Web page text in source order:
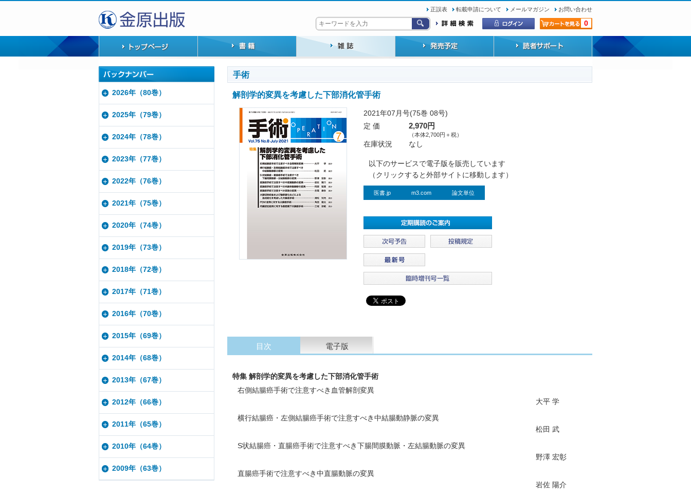
正誤表 転載申請について メールマガジン お問い合わせ
0
手術
解剖学的変異を考慮した下部消化管手術
2021年07月号(75巻 08号)
定 価
2,970円
（本体2,700円＋税）
在庫状況 なし
以下のサービスで電子版を販売しています
（クリックすると外部サイトに移動します）
医書.jp m3.com 論文単位
目次 電子版
特集 解剖学的変異を考慮した下部消化管手術
右側結腸癌手術で注意すべき血管解剖変異
大平 学
横行結腸癌・左側結腸癌手術で注意すべき中結腸動静脈の変異
松田 武
S状結腸癌・直腸癌手術で注意すべき下腸間膜動脈・左結腸動脈の変異
野澤 宏彰
直腸癌手術で注意すべき中直腸動脈の変異
岩佐 陽介
2026年（80巻）
2025年（79巻）
2024年（78巻）
2023年（77巻）
2022年（76巻）
2021年（75巻）
2020年（74巻）
2019年（73巻）
2018年（72巻）
2017年（71巻）
2016年（70巻）
2015年（69巻）
2014年（68巻）
2013年（67巻）
2012年（66巻）
2011年（65巻）
2010年（64巻）
2009年（63巻）